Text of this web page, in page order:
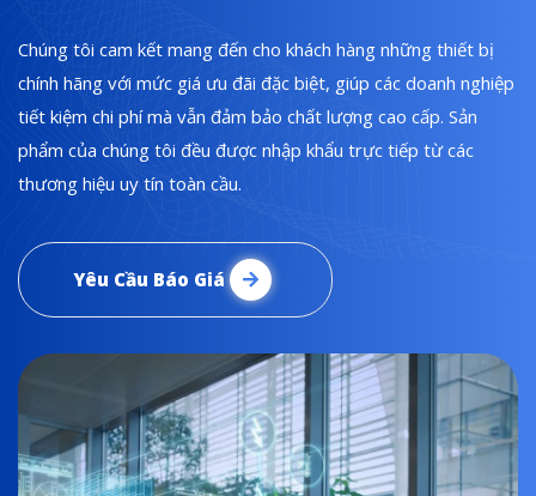
Chúng tôi cam kết mang đến cho khách hàng những thiết bị
chính hãng với mức giá ưu đãi đặc biệt, giúp các doanh nghiệp
tiết kiệm chi phí mà vẫn đảm bảo chất lượng cao cấp. Sản
phẩm của chúng tôi đều được nhập khẩu trực tiếp từ các
thương hiệu uy tín toàn cầu.
Yêu Cầu Báo Giá